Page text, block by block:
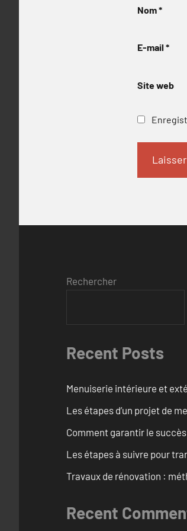
Nom*
E-mail *
Site web
Rechercher
Recent Posts
Menuiserie intérieure et
Les étapes d’un projet de
Comment garantir le
Les étapes à suivre pour
Travaux de rénovation :
Recent